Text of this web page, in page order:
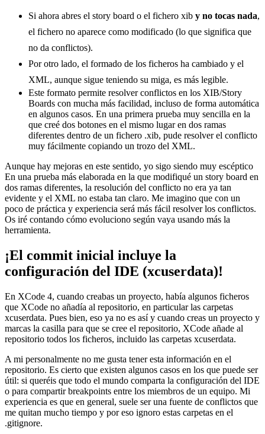
Si ahora abres el story board o el fichero xib y no tocas nada,
el fichero no aparece como modificado (lo que significa que
no da conflictos).
Por otro lado, el formado de los ficheros ha cambiado y el
XML, aunque sigue teniendo su miga, es más legible.
Este formato permite resolver conflictos en los XIB/Story
Boards con mucha más facilidad, incluso de forma automática
en algunos casos. En una primera prueba muy sencilla en la
que creé dos botones en el mismo lugar en dos ramas
diferentes dentro de un fichero .xib, pude resolver el conflicto
muy fácilmente copiando un trozo del XML.
Aunque hay mejoras en este sentido, yo sigo siendo muy escéptico
En una prueba más elaborada en la que modifiqué un story board en
dos ramas diferentes, la resolución del conflicto no era ya tan
evidente y el XML no estaba tan claro. Me imagino que con un
poco de práctica y experiencia será más fácil resolver los conflictos.
Os iré contando cómo evoluciono según vaya usando más la
herramienta.
¡El commit inicial incluye la
configuración del IDE (xcuserdata)!
En XCode 4, cuando creabas un proyecto, había algunos ficheros
que XCode no añadía al repositorio, en particular las carpetas
xcuserdata. Pues bien, eso ya no es así y cuando creas un proyecto y
marcas la casilla para que se cree el repositorio, XCode añade al
repositorio todos los ficheros, incluido las carpetas xcuserdata.
A mi personalmente no me gusta tener esta información en el
repositorio. Es cierto que existen algunos casos en los que puede ser
útil: si queréis que todo el mundo comparta la configuración del IDE
o para compartir breakpoints entre los miembros de un equipo. Mi
experiencia es que en general, suele ser una fuente de conflictos que
me quitan mucho tiempo y por eso ignoro estas carpetas en el
.gitignore.